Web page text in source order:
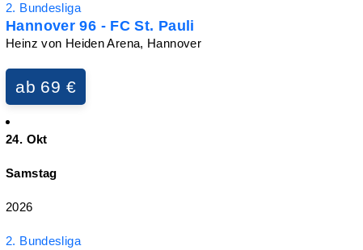
2. Bundesliga
Hannover 96 - FC St. Pauli
Heinz von Heiden Arena, Hannover
ab 69 €
24. Okt
Samstag
2026
2. Bundesliga